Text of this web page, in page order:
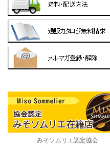
みそソムリエ認定協会